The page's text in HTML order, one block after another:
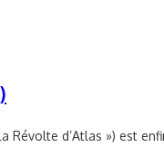
Révolte d’Atlas ») est